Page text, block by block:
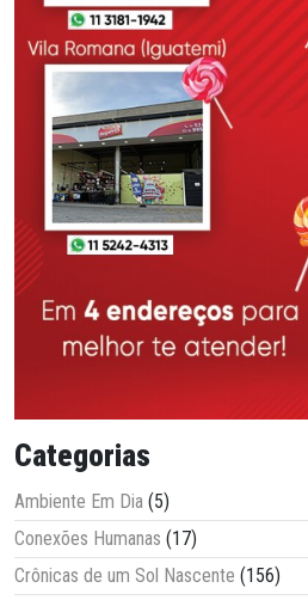
Categorias
Ambiente Em Dia (5)
Conexões Humanas (17)
Crônicas de um Sol Nascente (156)